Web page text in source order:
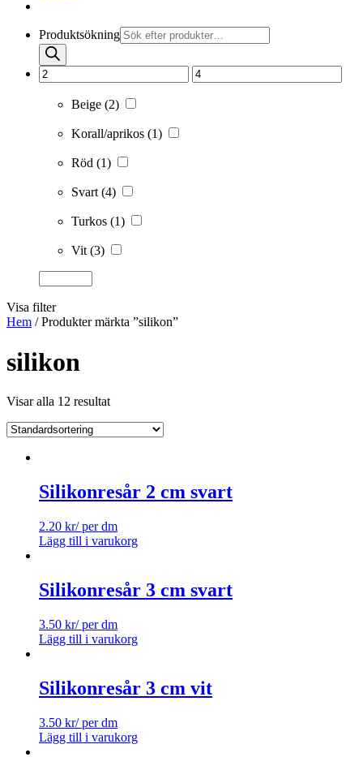
Produktsökning
Beige (2)
Korall/aprikos (1)
Röd (1)
Svart(4)
Turkos (1)
Vit(3)
Visa filter
Hem / Produkter märkta ”silikon”
silikon
Visar alla 12 resultat
Silikonresår 2 cm svart
2.20 kr/ per dm
Lägg till i varukorg
Silikonresår 3 cm svart
3.50 kr/ per dm
Lägg till i varukorg
Silikonresår 3 cm vit
3.50 kr/ per dm
Lägg till i varukorg